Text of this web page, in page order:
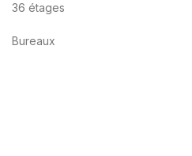
36 étages
Bureaux